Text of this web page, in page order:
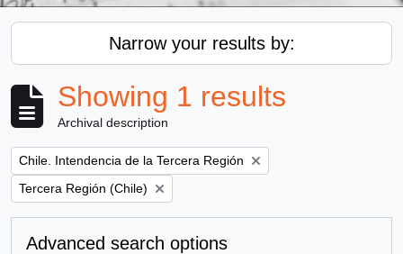
Narrow your results by:
Showing 1 results
Archival description
Remove filter:
Chile. Intendencia de la Tercera Región
Remove filter:
Tercera Región (Chile)
Advanced search options